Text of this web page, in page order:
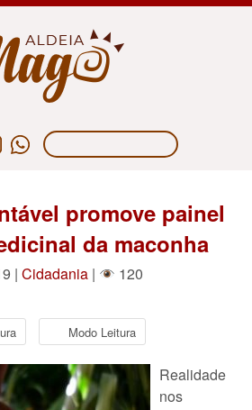
promove painel
da maconha
| Cidadania |
120
Modo Leitura
Realidade
nos